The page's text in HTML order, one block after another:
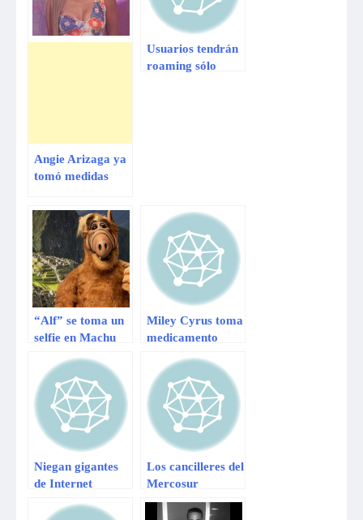
Angie Arizaga ya
tomó medidas
contra Nicola
Porcella sino…
Usuarios tendrán
roaming sólo
“Alf” se toma un
selfie en Machu
redes
Miley Cyrus toma
medicamento
el cabello
Niegan gigantes
de Internet
Los cancilleres del
Mercosur
denuncian ante